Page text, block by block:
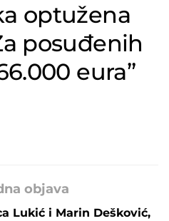
optužena
posuđenih
eura”
objava
Lukić i Marin Dešković,